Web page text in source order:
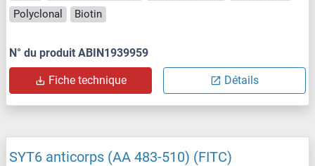
Polyclonal
Biotin
N° du produit ABIN1939959
Fiche technique Détails
SYT6 anticorps (AA 483-510) (FITC)